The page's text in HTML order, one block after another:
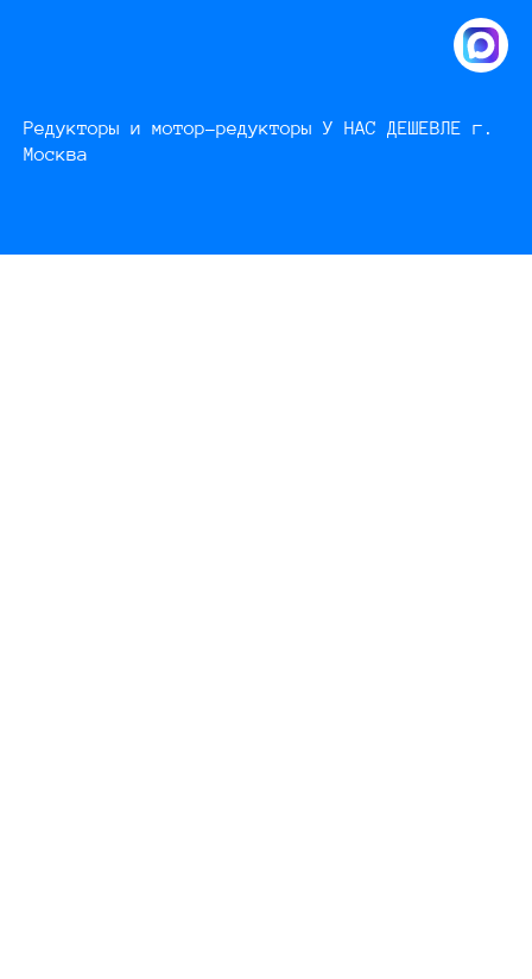
Редукторы и мотор-редукторы У НАС ДЕШЕВЛЕ г.
Москва